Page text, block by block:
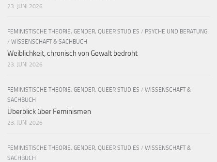
23. JUNI 2026
FEMINISTISCHE THEORIE, GENDER, QUEER STUDIES / PSYCHE UND BERATUNG
/ WISSENSCHAFT & SACHBUCH
Weiblichkeit, chronisch von Gewalt bedroht
23. JUNI 2026
FEMINISTISCHE THEORIE, GENDER, QUEER STUDIES / WISSENSCHAFT &
SACHBUCH
Überblick über Feminismen
23. JUNI 2026
FEMINISTISCHE THEORIE, GENDER, QUEER STUDIES / WISSENSCHAFT &
SACHBUCH